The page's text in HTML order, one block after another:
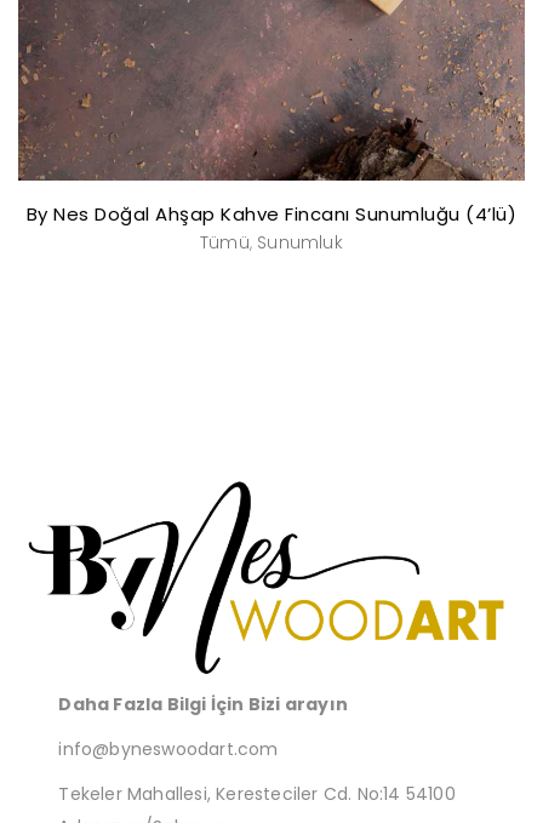
By Nes Doğal Ahşap Kahve Fincanı Sunumluğu (4’lü)
Tümü, Sunumluk
Daha Fazla Bilgi İçin Bizi arayın
info@byneswoodart.com
Tekeler Mahallesi, Keresteciler Cd. No:14 54100